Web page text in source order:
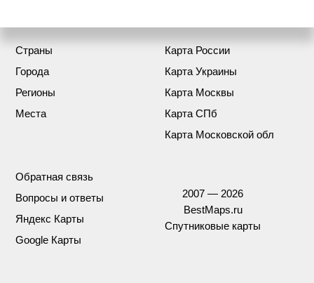
Страны
Города
Регионы
Места
Карта России
Карта Украины
Карта Москвы
Карта СПб
Карта Московской обл
Обратная связь
Вопросы и ответы
Яндекс Карты
Google Карты
2007 — 2026
BestMaps.ru
Спутниковые карты